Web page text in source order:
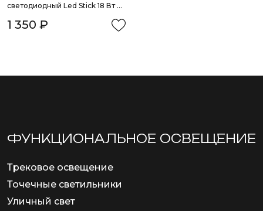
светодиодный Led Stick 18 Вт
1 350 ₽
ФУНКЦИОНА­ЛЬНОЕ ОСВЕЩЕНИЕ
Трековое освещение
Точечные светильники
Уличный свет